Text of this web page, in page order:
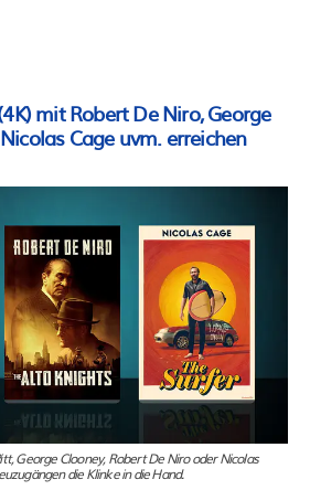
mit Robert De Niro, George
Cage uvm. erreichen
George Clooney, Robert De Niro oder Nicolas
die Klinke in die Hand.